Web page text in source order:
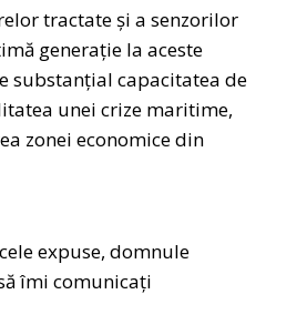
tractate şi a senzorilor
generaţie la aceste
substanţial capacitatea de
unei crize maritime,
zonei economice din
expuse, domnule
îmi comunicați